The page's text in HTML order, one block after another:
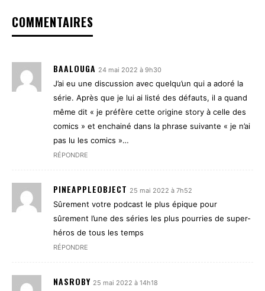
COMMENTAIRES
BAALOUGA 24 mai 2022 à 9h30
J’ai eu une discussion avec quelqu’un qui a adoré la
série. Après que je lui ai listé des défauts, il a quand
même dit « je préfère cette origine story à celle des
comics » et enchainé dans la phrase suivante « je n’ai
pas lu les comics »…
RÉPONDRE
PINEAPPLEOBJECT 25 mai 2022 à 7h52
Sûrement votre podcast le plus épique pour
sûrement l’une des séries les plus pourries de super-
héros de tous les temps
RÉPONDRE
NASROBY 25 mai 2022 à 14h18